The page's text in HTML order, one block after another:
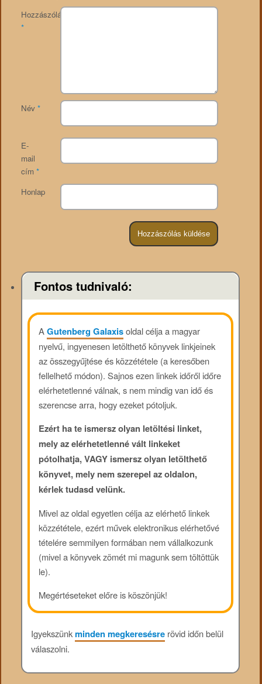
Hozzászólás
*
Név *
E-
mail
cím *
Honlap
Fontos tudnivaló:
AGutenberg Galaxisoldal célja a magyar
nyelvű, ingyenesen letölthető könyvek linkjeinek
az összegyűjtése és közzététele (a keresőben
fellelhető módon). Sajnos ezen linkek időről időre
elérhetetlenné válnak, s nem mindig van idő és
szerencse arra, hogy ezeket pótoljuk.
Ezért ha te ismersz olyan letöltési linket,
mely az elérhetetlenné vált linkeket
pótolhatja, VAGY ismersz olyan letölthető
könyvet, mely nem szerepel az oldalon,
kérlek tudasd velünk.
Mivel az oldal egyetlen célja az elérhető linkek
közzététele, ezért művek elektronikus elérhetővé
tételére semmilyen formában nem vállalkozunk
(mivel a könyvek zömét mi magunk sem töltöttük
le).
Megértéseteket előre is köszönjük!
Igyekszünkminden megkeresésrerövid időn belül
válaszolni.